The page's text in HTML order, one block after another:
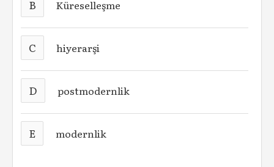
B Küreselleşme
C hiyerarşi
D postmodernlik
E modernlik